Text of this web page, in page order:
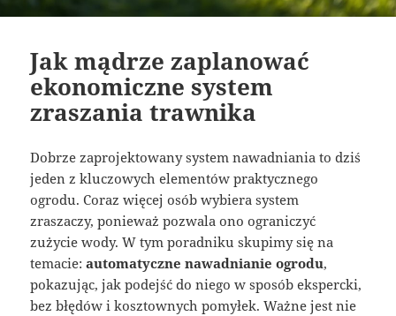
Jak mądrze zaplanować
ekonomiczne system
zraszania trawnika
Dobrze zaprojektowany system nawadniania to dziś
jeden z kluczowych elementów praktycznego
ogrodu. Coraz więcej osób wybiera system
zraszaczy, ponieważ pozwala ono ograniczyć
zużycie wody. W tym poradniku skupimy się na
temacie:automatyczne nawadnianie ogrodu,
pokazując, jak podejść do niego w sposób ekspercki,
bez błędów i kosztownych pomyłek. Ważne jest nie